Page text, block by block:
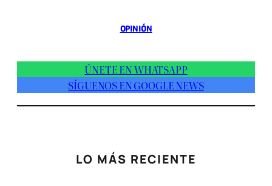
OPINIÓN
ÚNETE EN WHATSAPP
SÍGUENOS EN GOOGLE NEWS
LO MÁS RECIENTE